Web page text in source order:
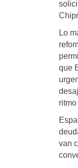
Lo
que
van